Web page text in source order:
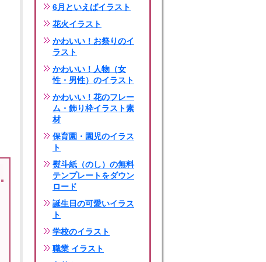
6月といえばイラスト
花火イラスト
かわいい！お祭りのイ
ラスト
かわいい！人物（女
性・男性）のイラスト
かわいい！花のフレー
ム・飾り枠イラスト素
材
保育園・園児のイラス
ト
熨斗紙（のし）の無料
テンプレートをダウン
ロード
誕生日の可愛いイラス
ト
学校のイラスト
職業 イラスト